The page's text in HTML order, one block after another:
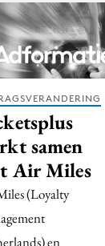
samen
Air Miles
(Loyalty
en